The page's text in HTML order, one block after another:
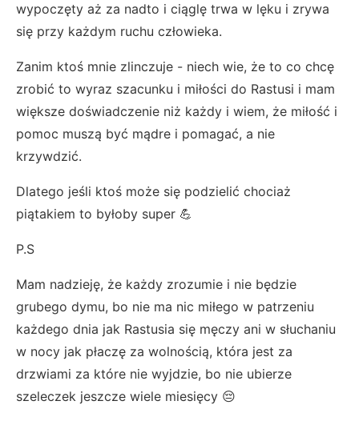
wypoczęty aż za nadto i ciąglę trwa w lęku i zrywa
się przy każdym ruchu człowieka.
Zanim ktoś mnie zlinczuje - niech wie, że to co chcę
zrobić to wyraz szacunku i miłości do Rastusi i mam
większe doświadczenie niż każdy i wiem, że miłość i
pomoc muszą być mądre i pomagać, a nie
krzywdzić.
Dlatego jeśli ktoś może się podzielić chociaż
piątakiem to byłoby super 💪
P.S
Mam nadzieję, że każdy zrozumie i nie będzie
grubego dymu, bo nie ma nic miłego w patrzeniu
każdego dnia jak Rastusia się męczy ani w słuchaniu
w nocy jak płaczę za wolnością, która jest za
drzwiami za które nie wyjdzie, bo nie ubierze
szeleczek jeszcze wiele miesięcy 😔